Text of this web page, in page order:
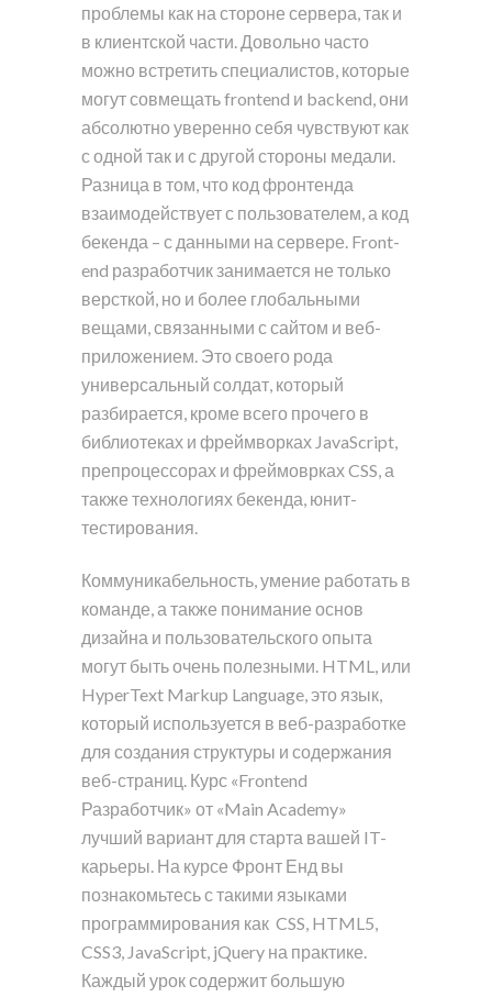
проблемы как на стороне сервера, так и
в клиентской части. Довольно часто
можно встретить специалистов, которые
могут совмещать frontend и backend, они
абсолютно уверенно себя чувствуют как
с одной так и с другой стороны медали.
Разница в том, что код фронтенда
взаимодействует с пользователем, а код
бекенда – с данными на сервере. Front-
end разработчик занимается не только
версткой, но и более глобальными
вещами, связанными с сайтом и веб-
приложением. Это своего рода
универсальный солдат, который
разбирается, кроме всего прочего в
библиотеках и фреймворках JavaScript,
препроцессорах и фреймоврках CSS, а
также технологиях бекенда, юнит-
тестирования.
Коммуникабельность, умение работать в
команде, а также понимание основ
дизайна и пользовательского опыта
могут быть очень полезными. HTML, или
HyperText Markup Language, это язык,
который используется в веб-разработке
для создания структуры и содержания
веб-страниц. Курс «Frontend
Разработчик» от «Main Academy»
лучший вариант для старта вашей IT-
карьеры. На курсе Фронт Енд вы
познакомьтесь с такими языками
программирования как CSS, HTML5,
CSS3, JavaScript, jQuery на практике.
Каждый урок содержит большую